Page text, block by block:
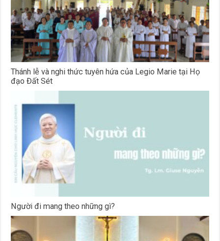
Thánh lễ và nghi thức tuyên hứa của Legio Marie tại Họ
đạo Đất Sét
Người đi mang theo những gì?